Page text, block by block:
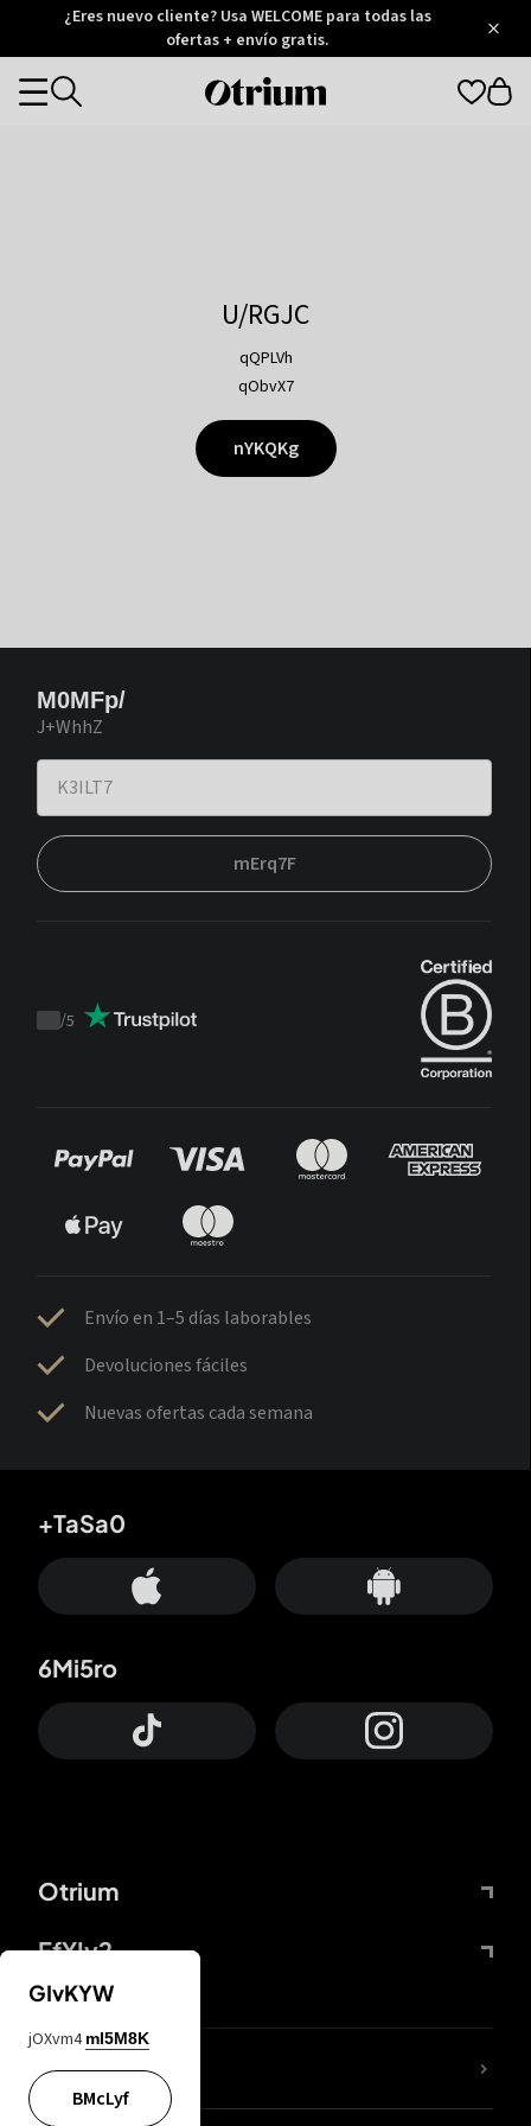
Otrium
Trustpilot
¿Eres nuevo cliente? Usa WELCOME para todas las
ofertas + envío gratis.
Otrium
Categories
U/RGJC
qQPLVh
qObvX7
nYKQKg
M0MFp/
J+WhhZ
mErq7F
Trustpilot
/5
Envío en 1–5 días laborables
Devoluciones fáciles
Nuevas ofertas cada semana
Otrium
FfYIy2
+TaSa0
6Mi5ro
65A04M
GIvKYW
jOXvm4 mI5M8K
BMcLyf